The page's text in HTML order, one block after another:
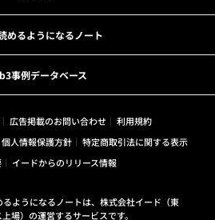
めるようになるノート
事例データベース
広告掲載のお問い合わせ
利用規約
個人情報保護方針
特定商取引法に関する表示
イードからのリリース情報
るようになるノートは、株式会社イード（東
場）の運営するサービスです。